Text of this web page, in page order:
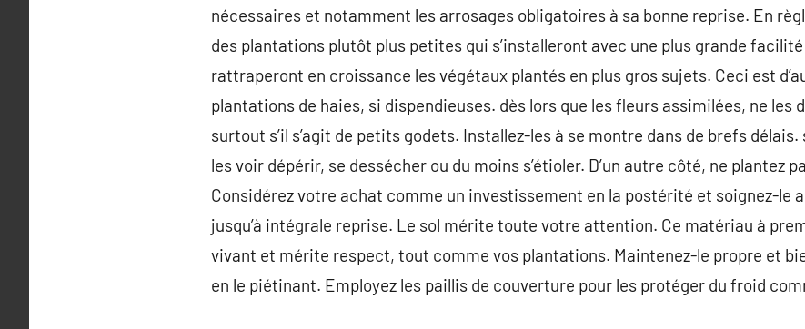
nécessaires et notamment les arrosages obligatoires à sa bonne reprise. En
des plantations plutôt plus petites qui s’installeront avec une plus grande
rattraperont en croissance les végétaux plantés en plus gros sujets. Ceci est
plantations de haies, si dispendieuses. dès lors que les fleurs assimilées, ne les
surtout s’il s’agit de petits godets. Installez-les à se montre dans de brefs délais.
les voir dépérir, se dessécher ou du moins s’étioler. D’un autre côté, ne plantez
Considérez votre achat comme un investissement en la postérité et soignez-le
jusqu’à intégrale reprise. Le sol mérite toute votre attention. Ce matériau à
vivant et mérite respect, tout comme vos plantations. Maintenez-le propre et
en le piétinant. Employez les paillis de couverture pour les protéger du froid